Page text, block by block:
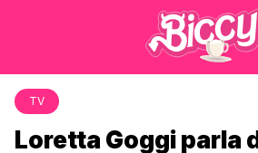
TV
Loretta Goggi parla